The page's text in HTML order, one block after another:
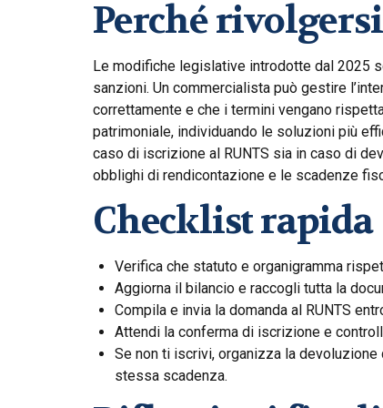
Perché
Le modifiche legislative introdotte dal 2025
sanzioni. Un commercialista può gestire
correttamente e che i termini vengano
patrimoniale, individuando le soluzioni più
caso di iscrizione al RUNTS sia in caso di
obblighi di rendicontazione e le scadenze
Checklist rapida
Verifica che statuto e organigramma
Aggiorna il bilancio e raccogli tutta la
Compila e invia la domanda al RUNTS
Attendi la conferma di iscrizione e
Se non ti iscrivi, organizza la
stessa scadenza.